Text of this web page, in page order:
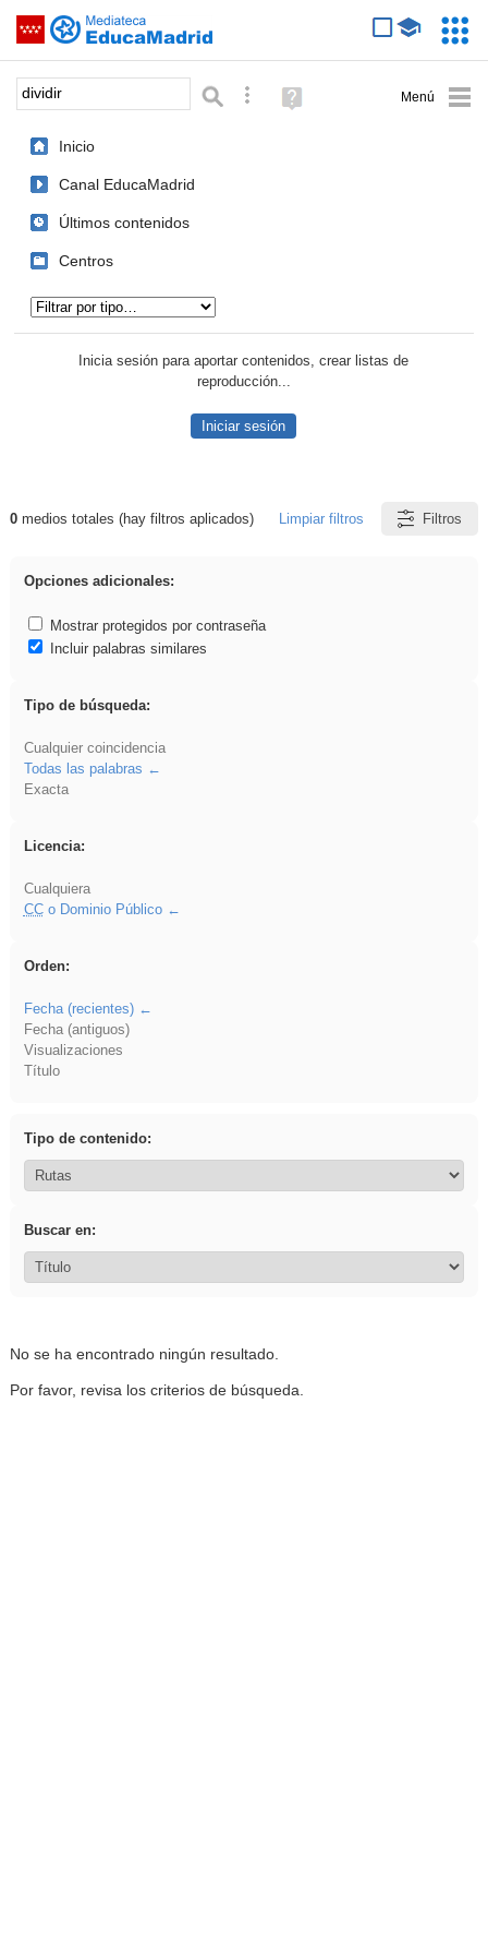
Saltar navegación
Palabra o frase: Búsqueda avanzada
Ayuda
(en
Inicio
Canal EducaMadrid
Últimos contenidos
Centros
Inicia sesión para aportar contenidos, crear listas de
reproducción...
Iniciar sesión
Resultados de: dividir
0medios totales (hay filtros aplicados) Limpiar filtros Filtros
Opciones adicionales:
Mostrar protegidos por contraseña
Incluir palabras similares
Tipo de búsqueda:
Cualquier coincidencia
Todas las palabras
Exacta
Licencia:
Cualquiera
CCo Dominio Público
Orden:
Fecha (recientes)
Fecha (antiguos)
Visualizaciones
Título
Tipo de contenido:
Buscar en:
No se ha encontrado ningún resultado.
Por favor, revisa los criterios de búsqueda.